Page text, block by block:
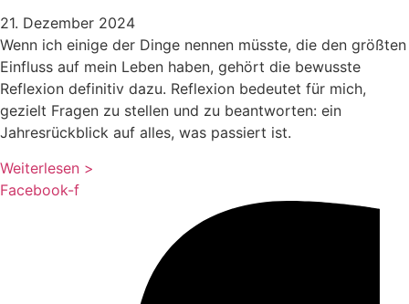
21. Dezember 2024
Wenn ich einige der Dinge nennen müsste, die den größten
Einfluss auf mein Leben haben, gehört die bewusste
Reflexion definitiv dazu. Reflexion bedeutet für mich,
gezielt Fragen zu stellen und zu beantworten: ein
Jahresrückblick auf alles, was passiert ist.
Weiterlesen >
Facebook-f